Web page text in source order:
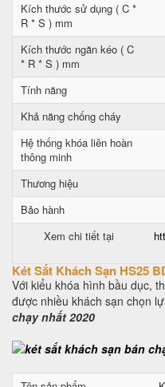
Kích thước sử dụng ( C *
R * S ) mm
Kích thước ngăn kéo ( C
* R * S ) mm
Tính năng
Khả năng chống cháy
Hệ thống khóa liên hoàn
thông minh
Thương hiệu
Bảo hành
Xem chi tiết tại
Két Sắt Khách Sạn HS25
Với kiểu khóa hình bầu dục,
được nhiều khách sạn chọn
chạy nhất 2020